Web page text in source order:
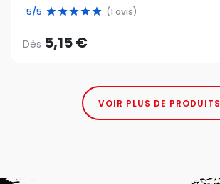
5/5 (1 avis)
Dès 5,15 €
VOIR PLUS DE PRODUITS